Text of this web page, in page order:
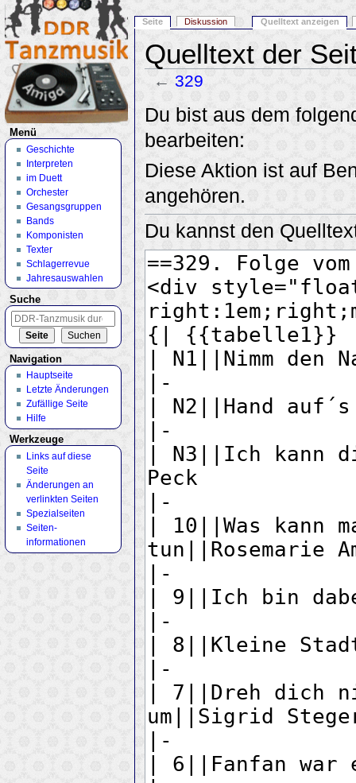
Quelltext der
← 329
Wechseln zu: Navigation Suche
Du bist aus dem
bearbeiten:
Diese Aktion ist auf
angehören.
Du kannst den
Seite Diskussion Quelltext anzeigen
Menü
Geschichte
Interpreten
im Duett
Orchester
Gesangsgruppen
Bands
Komponisten
Texter
Schlagerrevue
Jahresauswahlen
Suche
Navigation
Hauptseite
Letzte Änderungen
Zufällige Seite
Hilfe
Werkzeuge
Links auf diese
Seite
Änderungen an
verlinkten Seiten
Spezialseiten
Seiten­
informationen